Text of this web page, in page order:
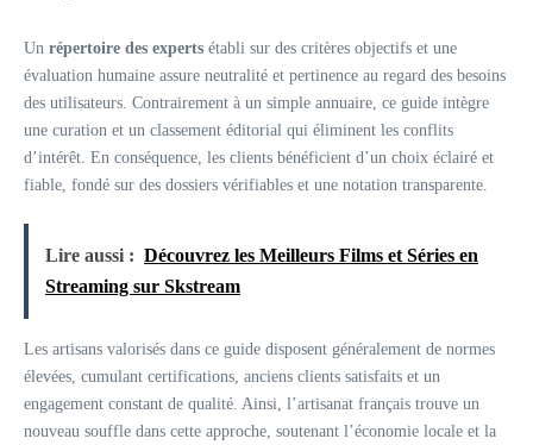
Un répertoire des experts établi sur des critères objectifs et une
évaluation humaine assure neutralité et pertinence au regard des besoins
des utilisateurs. Contrairement à un simple annuaire, ce guide intègre
une curation et un classement éditorial qui éliminent les conflits
d’intérêt. En conséquence, les clients bénéficient d’un choix éclairé et
fiable, fondé sur des dossiers vérifiables et une notation transparente.
Lire aussi : Découvrez les Meilleurs Films et Séries en
Streaming sur Skstream
Les artisans valorisés dans ce guide disposent généralement de normes
élevées, cumulant certifications, anciens clients satisfaits et un
engagement constant de qualité. Ainsi, l’artisanat français trouve un
nouveau souffle dans cette approche, soutenant l’économie locale et la